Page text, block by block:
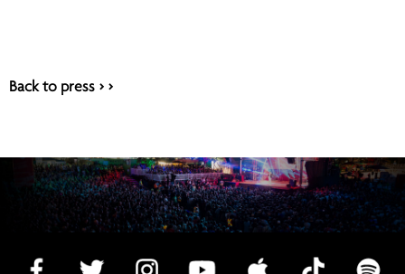
Back to press > >